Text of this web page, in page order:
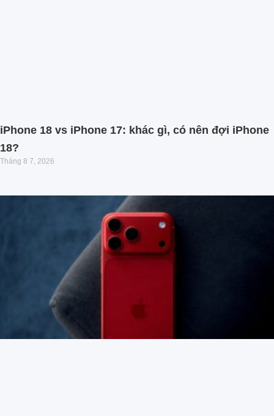
iPhone 18 vs iPhone 17: khác gì, có nên đợi iPhone
18?
Tháng 8 7, 2026